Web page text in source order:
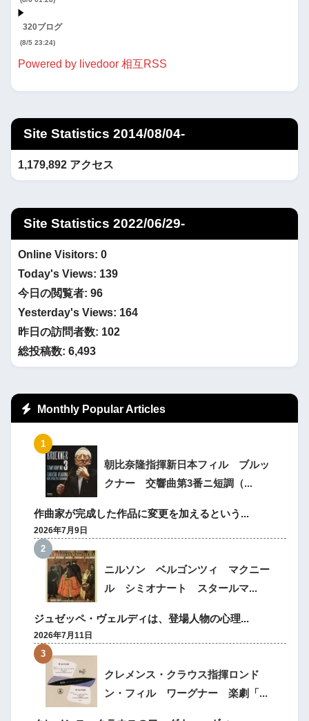
320ブログ
(8/5 23:24)
Powered by livedoor 相互RSS
Site Statistics 2014/08/04-
1,179,892 アクセス
Site Statistics 2022/06/29-
Online Visitors: 0
Today's Views: 139
今日の閲覧者: 96
Yesterday's Views: 164
昨日の訪問者数: 102
総投稿数: 6,493
Monthly Popular Articles
朝比奈隆指揮新日本フィル ブルッ
クナー 交響曲第3番ニ短調（...
作曲家が完成した作品に変更を加えるという...
2026年7月9日
ニルソン ベルゴンツィ マクニー
ル シミオナート スタールマ...
ジュゼッペ・ヴェルディは、登場人物の心理...
2026年7月11日
クレメンス・クラウス指揮ロンド
ン・フィル ワーグナー 楽劇「...